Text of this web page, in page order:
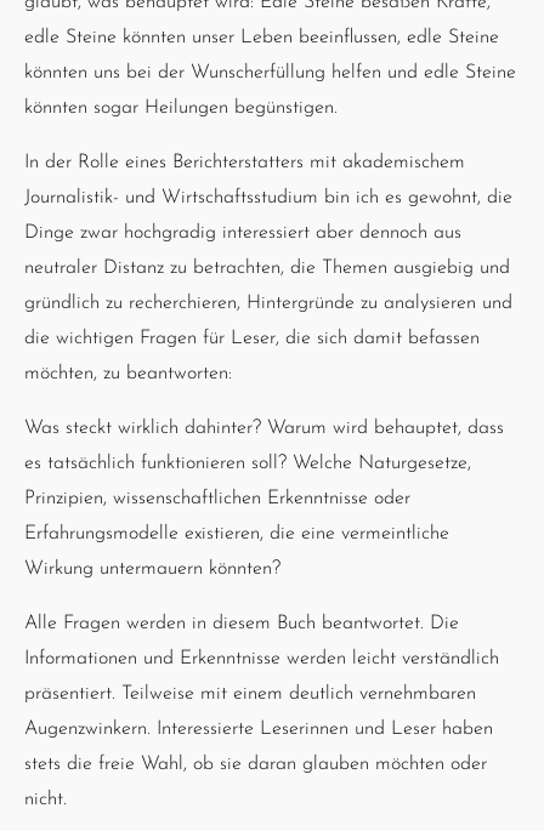
edle Steine könnten unser Leben beeinflussen, edle Steine
könnten uns bei der Wunscherfüllung helfen und edle Steine
könnten sogar Heilungen begünstigen.
In der Rolle eines Berichterstatters mit akademischem
Journalistik- und Wirtschaftsstudium bin ich es gewohnt, die
Dinge zwar hochgradig interessiert aber dennoch aus
neutraler Distanz zu betrachten, die Themen ausgiebig und
gründlich zu recherchieren, Hintergründe zu analysieren und
die wichtigen Fragen für Leser, die sich damit befassen
möchten, zu beantworten:
Was steckt wirklich dahinter? Warum wird behauptet, dass
es tatsächlich funktionieren soll? Welche Naturgesetze,
Prinzipien, wissenschaftlichen Erkenntnisse oder
Erfahrungsmodelle existieren, die eine vermeintliche
Wirkung untermauern könnten?
Alle Fragen werden in diesem Buch beantwortet. Die
Informationen und Erkenntnisse werden leicht verständlich
präsentiert. Teilweise mit einem deutlich vernehmbaren
Augenzwinkern. Interessierte Leserinnen und Leser haben
stets die freie Wahl, ob sie daran glauben möchten oder
nicht.